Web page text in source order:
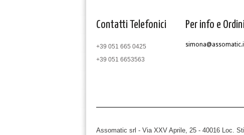
Contatti Telefonici
+39 051 665 0425
+39 051 6653563
Per info e
Assomatic srl - Via XXV Aprile, 25 - 40016 Loc.